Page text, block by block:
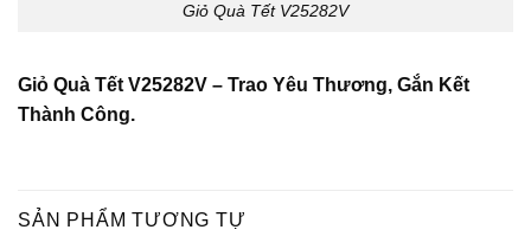
Giỏ Quà Tết V25282V
Giỏ Quà Tết V25282V – Trao Yêu Thương, Gắn Kết
Thành Công.
SẢN PHẨM TƯƠNG TỰ